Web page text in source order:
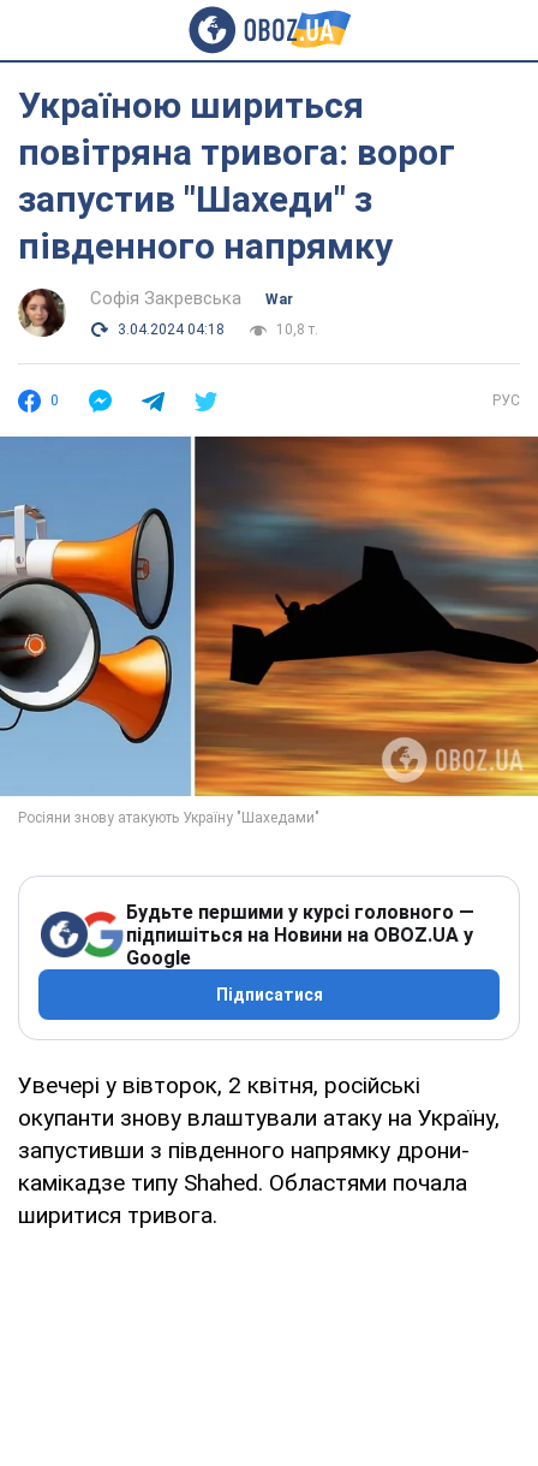
Україною шириться
повітряна тривога: ворог
запустив "Шахеди" з
південного напрямку
Софія Закревська
War
3.04.2024 04:18
10,8 т.
0 РУС
Будьте першими у курсі головного —
підпишіться на Новини на OBOZ.UA у
Google
Підписатися
Увечері у вівторок, 2 квітня, російські
окупанти знову влаштували атаку на Україну,
запустивши з південного напрямку дрони-
камікадзе типу Shahed. Областями почала
ширитися тривога.